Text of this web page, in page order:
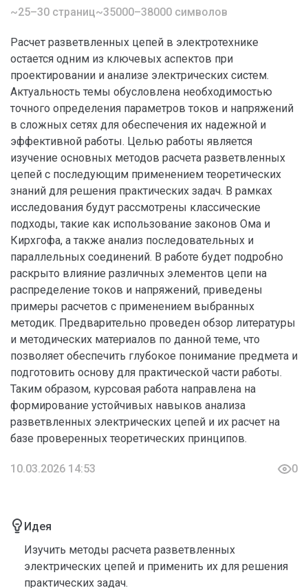
~25–30 страниц~35000–38000 символов
Расчет разветвленных цепей в электротехнике
остается одним из ключевых аспектов при
проектировании и анализе электрических систем.
Актуальность темы обусловлена необходимостью
точного определения параметров токов и напряжений
в сложных сетях для обеспечения их надежной и
эффективной работы. Целью работы является
изучение основных методов расчета разветвленных
цепей с последующим применением теоретических
знаний для решения практических задач. В рамках
исследования будут рассмотрены классические
подходы, такие как использование законов Ома и
Кирхгофа, а также анализ последовательных и
параллельных соединений. В работе будет подробно
раскрыто влияние различных элементов цепи на
распределение токов и напряжений, приведены
примеры расчетов с применением выбранных
методик. Предварительно проведен обзор литературы
и методических материалов по данной теме, что
позволяет обеспечить глубокое понимание предмета и
подготовить основу для практической части работы.
Таким образом, курсовая работа направлена на
формирование устойчивых навыков анализа
разветвленных электрических цепей и их расчет на
базе проверенных теоретических принципов.
10.03.2026 14:53 0
Идея
Изучить методы расчета разветвленных
электрических цепей и применить их для решения
практических задач.